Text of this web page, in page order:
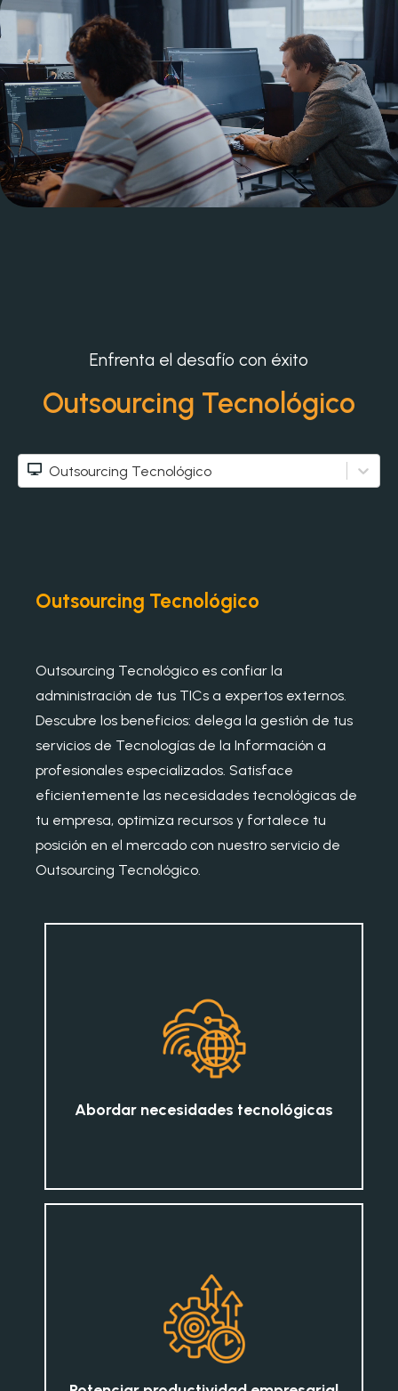
Enfrenta el desafío con éxito
Outsourcing Tecnológico
Outsourcing Tecnológico
Outsourcing Tecnológico
Outsourcing Tecnológico es confiar la
administración de tus TICs a expertos externos.
Descubre los beneficios: delega la gestión de tus
servicios de Tecnologías de la Información a
profesionales especializados. Satisface
eficientemente las necesidades tecnológicas de
tu empresa, optimiza recursos y fortalece tu
posición en el mercado con nuestro servicio de
Outsourcing Tecnológico.
Abordar necesidades tecnológicas